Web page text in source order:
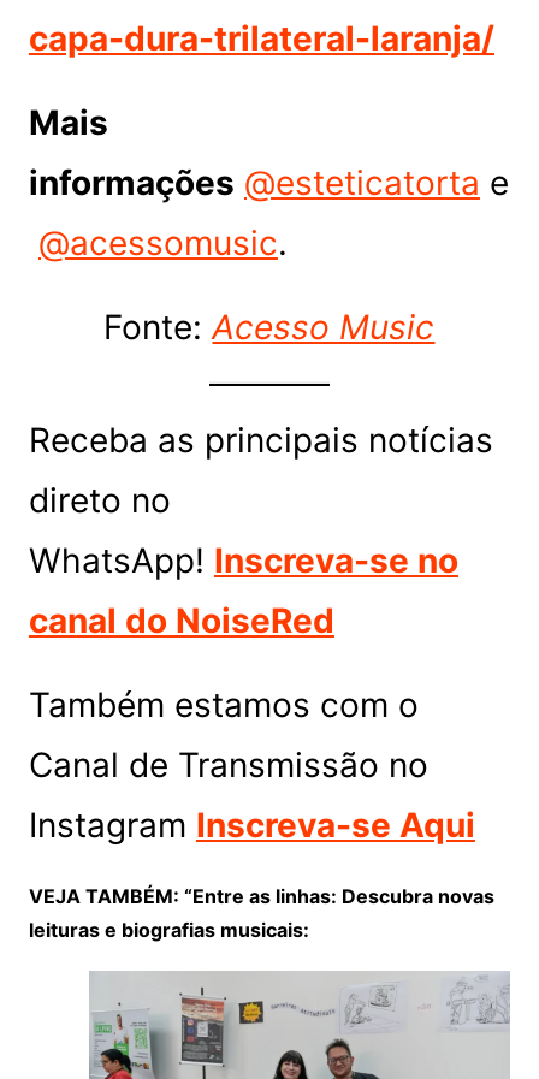
capa-dura-trilateral-laranja/
Mais
informações @esteticatorta e
@acessomusic.
Fonte:Acesso Music
Receba as principais notícias
direto no
WhatsApp! Inscreva-se no
canal do NoiseRed
Também estamos com o
Canal de Transmissão no
Instagram Inscreva-se Aqui
VEJA TAMBÉM: “Entre as linhas: Descubra novas
leituras e biografias musicais: